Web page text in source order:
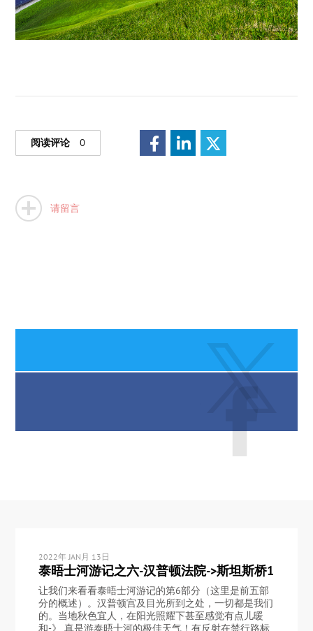
阅读评论 0
请留言
2022年 JAN月 13日
泰晤士河游记之六-汉普顿法院->斯坦斯桥1
让我们来看看泰晤士河游记的第6部分（这里是前五部
分的概述）。汉普顿宫及目光所到之处，一切都是我们
的。当地秋色宜人，在阳光照耀下甚至感觉有点儿暖
和-》 真是游泰晤士河的极佳天气！有反射在禁行路标